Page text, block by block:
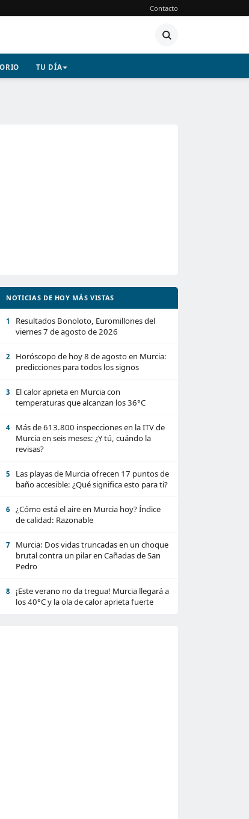
Contacto
TU DÍA
NOTICIAS DE HOY MÁS VISTAS
1
Resultados Bonoloto, Euromillones del
viernes 7 de agosto de 2026
2
Horóscopo de hoy 8 de agosto en Murcia:
predicciones para todos los signos
3
El calor aprieta en Murcia con
temperaturas que alcanzan los 36°C
4
Más de 613.800 inspecciones en la ITV de
Murcia en seis meses: ¿Y tú, cuándo la
revisas?
5
Las playas de Murcia ofrecen 17 puntos de
baño accesible: ¿Qué significa esto para ti?
6
¿Cómo está el aire en Murcia hoy? Índice
de calidad: Razonable
7
Murcia: Dos vidas truncadas en un choque
brutal contra un pilar en Cañadas de San
Pedro
8
¡Este verano no da tregua! Murcia llegará a
los 40°C y la ola de calor aprieta fuerte